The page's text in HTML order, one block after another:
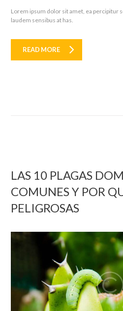
Lorem ipsum dolor sit amet, ea percipitur
laudem sensibus at has.
READ MORE
LAS 10 PLAGAS
COMUNES Y POR
PELIGROSAS